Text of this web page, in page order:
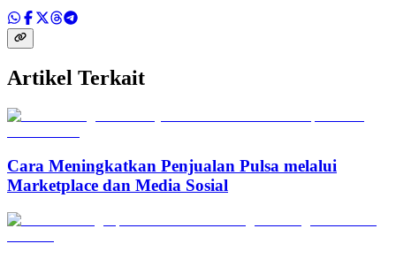
Artikel Terkait
Cara Meningkatkan Penjualan Pulsa melalui
Marketplace dan Media Sosial